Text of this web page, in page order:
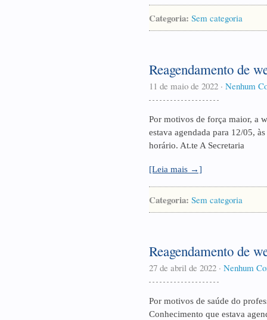
Categoria: Sem categoria
Reagendamento de
11 de maio de 2022 · Nenhum
Por motivos de força maior, a
estava agendada para 12/05,
horário. At.te A Secretaria
[Leia mais →]
Categoria: Sem categoria
Reagendamento de
27 de abril de 2022 · Nenhum
Por motivos de saúde do
Conhecimento que estava